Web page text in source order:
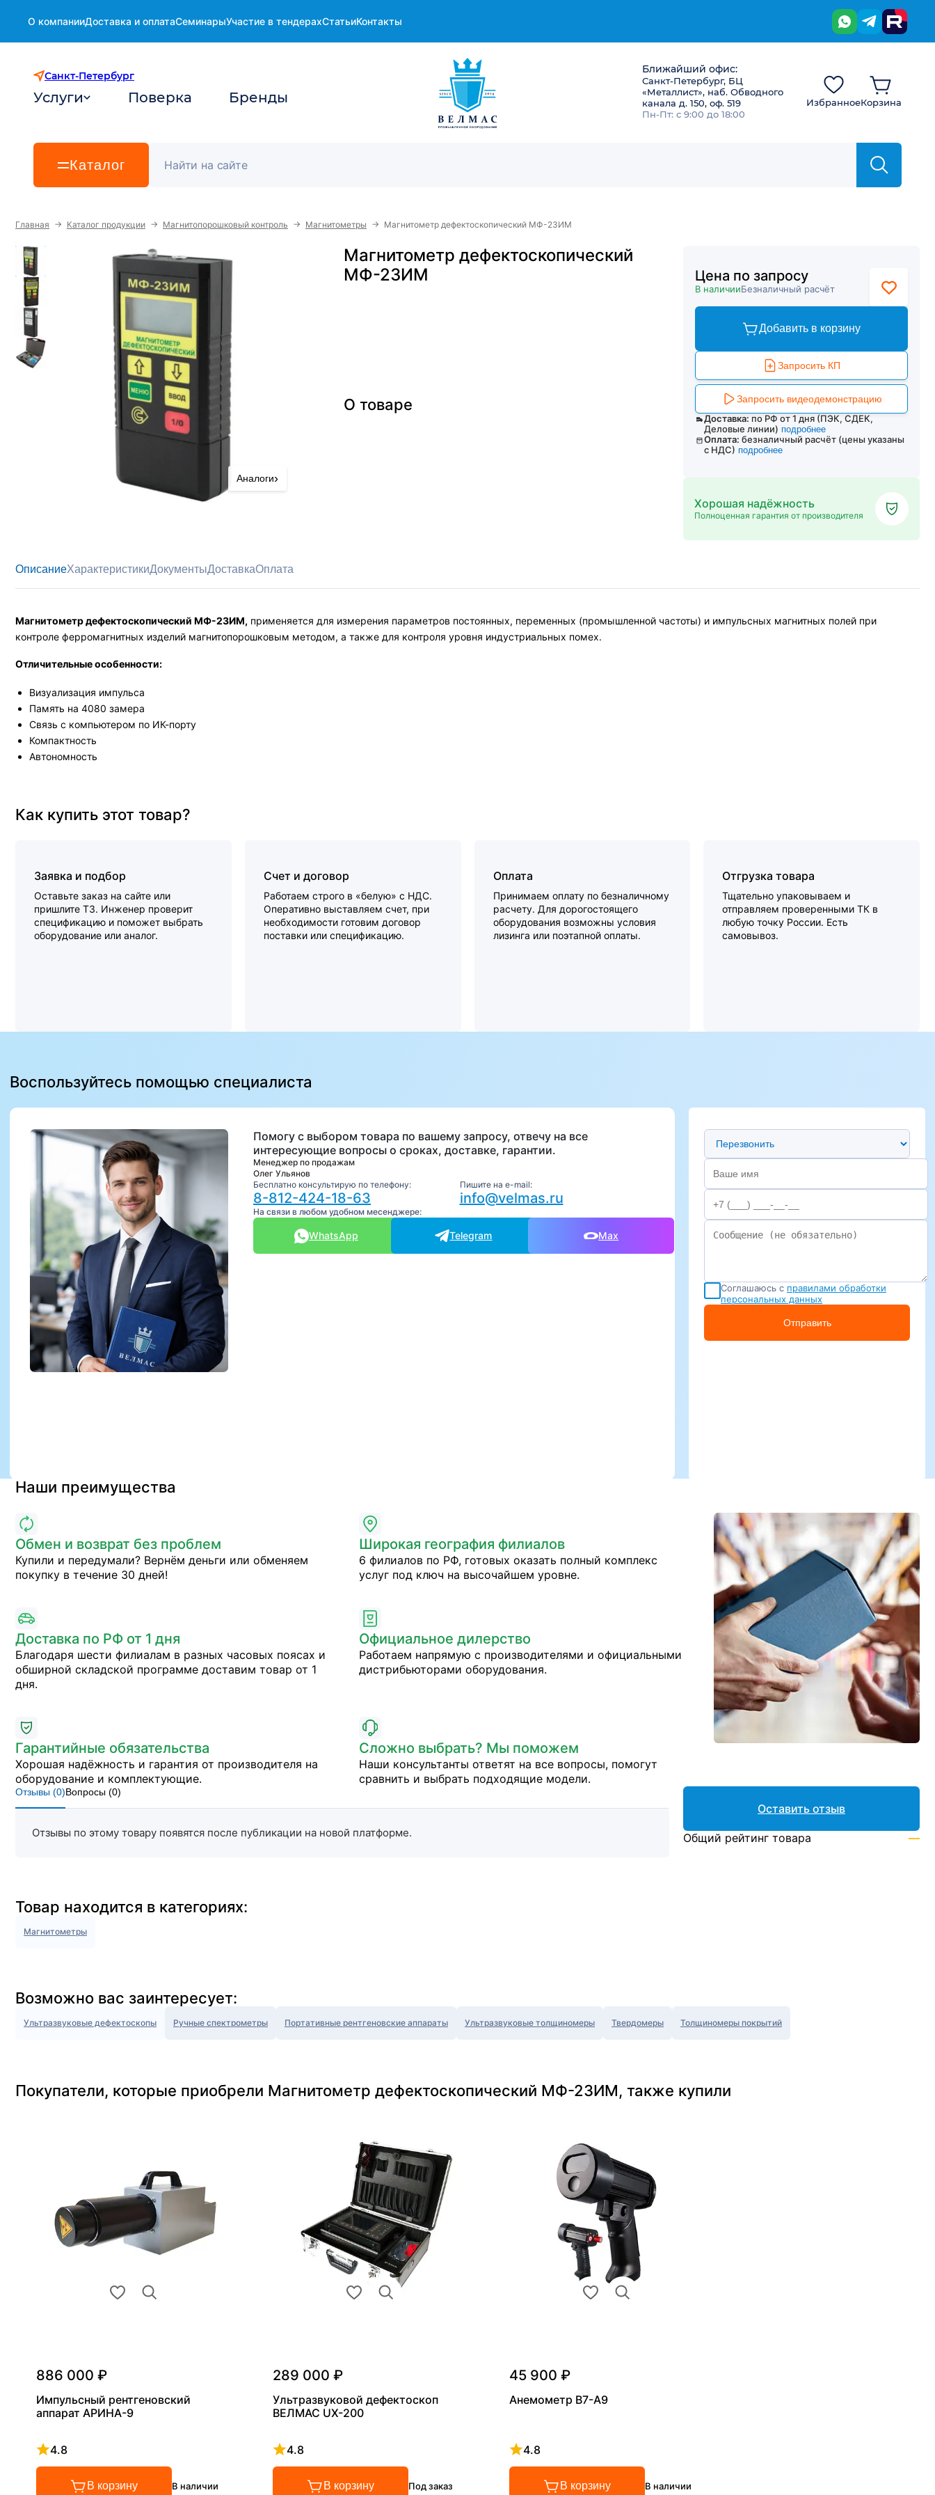
О компанииДоставка и оплатаСеминарыУчастие в тендерахСтатьиКонтакты
Санкт-Петербург
Услуги Поверка Бренды
Ближайший офис:
Санкт-Петербург, БЦ
«Металлист», наб. Обводного
канала д. 150, оф. 519
Пн-Пт: с 9:00 до 18:00
ИзбранноеКорзина
Каталог
Главная → Каталог продукции → Магнитопорошковый контроль → Магнитометры → Магнитометр дефектоскопический МФ-23ИМ
Магнитометр дефектоскопический
МФ-23ИМ
Аналоги›
О товаре
Цена по запросу
В наличииБезналичный расчёт
Добавить в корзину
Запросить КП
Запросить видеодемонстрацию
Доставка: по РФ от 1 дня (ПЭК, СДЕК,
Деловые линии) подробнее
Оплата: безналичный расчёт (цены указаны
с НДС) подробнее
Хорошая надёжность
Полноценная гарантия от производителя
ОписаниеХарактеристикиДокументыДоставкаОплата
Магнитометр дефектоскопический МФ-23ИМ, применяется для измерения параметров постоянных, переменных (промышленной частоты) и импульсных магнитных полей при
контроле ферромагнитных изделий магнитопорошковым методом, а также для контроля уровня индустриальных помех.
Отличительные особенности:
Визуализация импульса
Память на 4080 замера
Связь с компьютером по ИК-порту
Компактность
Автономность
Как купить этот товар?
Заявка и подбор
Оставьте заказ на сайте или
пришлите ТЗ. Инженер проверит
спецификацию и поможет выбрать
оборудование или аналог.
Счет и договор
Работаем строго в «белую» с НДС.
Оперативно выставляем счет, при
необходимости готовим договор
поставки или спецификацию.
Оплата
Принимаем оплату по безналичному
расчету. Для дорогостоящего
оборудования возможны условия
лизинга или поэтапной оплаты.
Отгрузка товара
Тщательно упаковываем и
отправляем проверенными ТК в
любую точку России. Есть
самовывоз.
Воспользуйтесь помощью специалиста
Помогу с выбором товара по вашему запросу, отвечу на все
интересующие вопросы о сроках, доставке, гарантии.
Менеджер по продажам
Олег Ульянов
Бесплатно консультирую по телефону:
8-812-424-18-63
Пишите на e-mail:
info@velmas.ru
На связи в любом удобном месенджере:
WhatsApp Telegram Max
Предпочтительный способ связи
Соглашаюсь с правилами обработки
персональных данных
Отправить
Наши преимущества
Обмен и возврат без проблем
Купили и передумали? Вернём деньги или обменяем
покупку в течение 30 дней!
Широкая география филиалов
6 филиалов по РФ, готовых оказать полный комплекс
услуг под ключ на высочайшем уровне.
Доставка по РФ от 1 дня
Благодаря шести филиалам в разных часовых поясах и
обширной складской программе доставим товар от 1
дня.
Официальное дилерство
Работаем напрямую с производителями и официальными
дистрибьюторами оборудования.
Гарантийные обязательства
Хорошая надёжность и гарантия от производителя на
оборудование и комплектующие.
Сложно выбрать? Мы поможем
Наши консультанты ответят на все вопросы, помогут
сравнить и выбрать подходящие модели.
Отзывы (0)Вопросы (0)
Отзывы по этому товару появятся после публикации на новой платформе.
Оставить отзыв
Общий рейтинг товара —
Товар находится в категориях:
Магнитометры
Возможно вас заинтересует:
Ультразвуковые дефектоскопы Ручные спектрометры Портативные рентгеновские аппараты Ультразвуковые толщиномеры Твердомеры Толщиномеры покрытий
Покупатели, которые приобрели Магнитометр дефектоскопический МФ-23ИМ, также купили
886 000 ₽
Импульсный рентгеновский
аппарат АРИНА-9
4.8
Рейтинг 4.8 из 5
В корзину В наличии
289 000 ₽
Ультразвуковой дефектоскоп
ВЕЛМАС UX-200
4.8
Рейтинг 4.8 из 5
В корзину Под заказ
45 900 ₽
Анемометр В7-А9
4.8
Рейтинг 4.8 из 5
В корзину В наличии